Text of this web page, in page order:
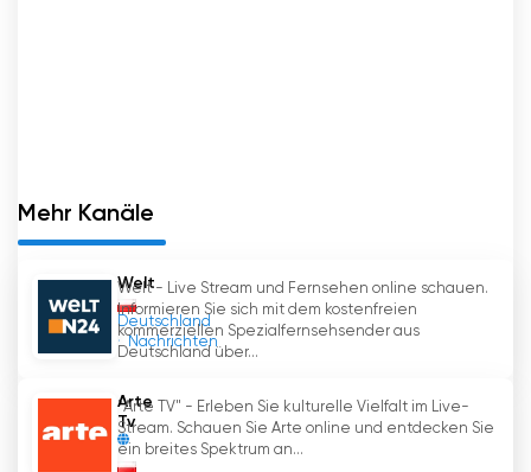
Mehr Kanäle
Welt
Deutschland
Nachrichten
Welt - Live Stream und Fernsehen online schauen.
Informieren Sie sich mit dem kostenfreien
kommerziellen Spezialfernsehsender aus
Deutschland über...
Arte
Tv
"Arte TV" - Erleben Sie kulturelle Vielfalt im Live-
Stream. Schauen Sie Arte online und entdecken Sie
ein breites Spektrum an...